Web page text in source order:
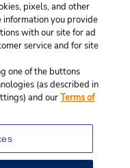
pixels, and other
information you provide
with our site for ad
service and for site
one of the buttons
(as described in
and ourTerms of